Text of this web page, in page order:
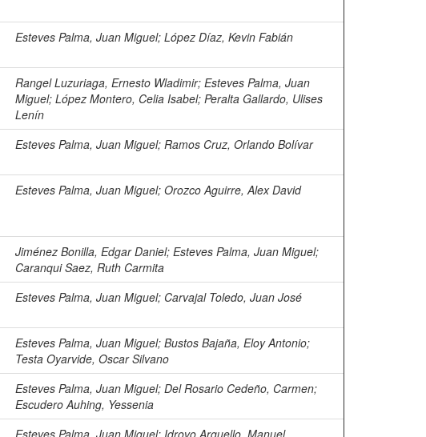
Esteves Palma, Juan Miguel; López Díaz, Kevin Fabián
Rangel Luzuriaga, Ernesto Wladimir; Esteves Palma, Juan
Miguel; López Montero, Celia Isabel; Peralta Gallardo, Ulises
Lenín
Esteves Palma, Juan Miguel; Ramos Cruz, Orlando Bolívar
Esteves Palma, Juan Miguel; Orozco Aguirre, Alex David
Jiménez Bonilla, Edgar Daniel; Esteves Palma, Juan Miguel;
Caranqui Saez, Ruth Carmita
Esteves Palma, Juan Miguel; Carvajal Toledo, Juan José
Esteves Palma, Juan Miguel; Bustos Bajaña, Eloy Antonio;
Testa Oyarvide, Oscar Silvano
Esteves Palma, Juan Miguel; Del Rosario Cedeño, Carmen;
Escudero Auhing, Yessenia
Esteves Palma, Juan Miguel; Idrovo Arguello, Manuel